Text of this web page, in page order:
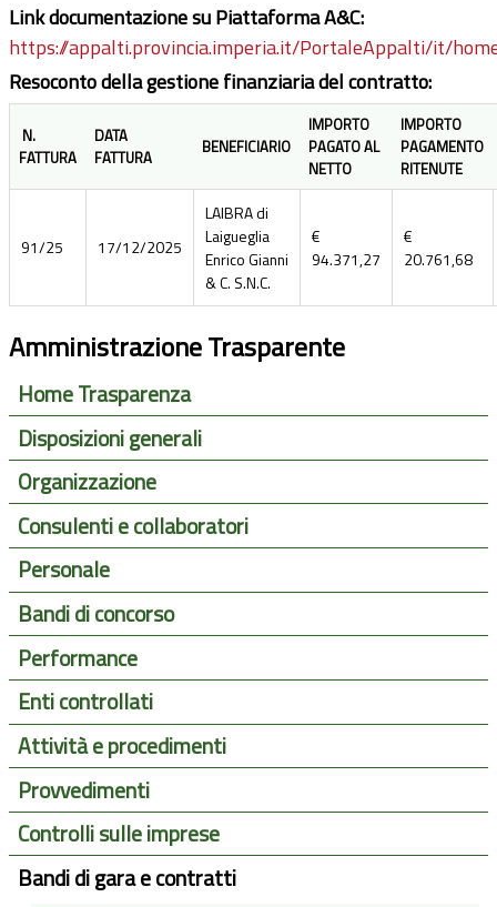
Link documentazione su Piattaforma A&C:
https://appalti.provincia.imperia.it/PortaleAppalti/it/
Resoconto della gestione finanziaria del contratto:
N.
FATTURA
DATA
FATTURA
BENEFICIARIO
IMPORTO
PAGATO AL
NETTO
IMPORTO
PAGAMENTO
RITENUTE
91/25 17/12/2025
LAIBRA di
Laigueglia
Enrico Gianni
& C. S.N.C.
€
94.371,27
€
20.761,68
Amministrazione Trasparente
Home Trasparenza
Disposizioni generali
Organizzazione
Consulenti e collaboratori
Personale
Bandi di concorso
Performance
Enti controllati
Attività e procedimenti
Provvedimenti
Controlli sulle imprese
Bandi di gara e contratti